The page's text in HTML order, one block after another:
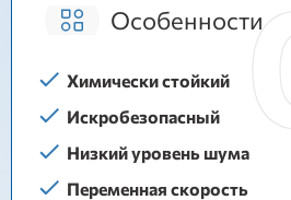
Особенности
Химически стойкий
Искробезопасный
Низкий уровень шума
Переменная скорость